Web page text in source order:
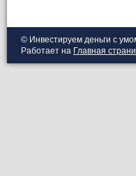
© Инвестируем деньги с
Работает на Главная